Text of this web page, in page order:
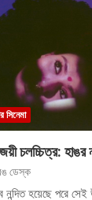
সিনেমা
চলচ্চিত্র: হাঙর
ডেস্ক
নন্দিত হয়েছে পরে